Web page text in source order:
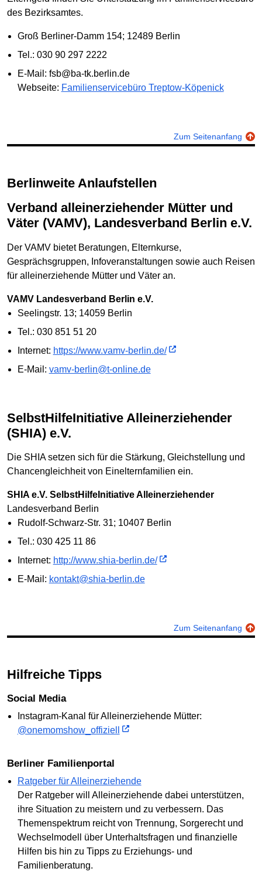
des Bezirksamtes.
Groß Berliner-Damm 154; 12489 Berlin
Tel.: 030 90 297 2222
E-Mail: fsb@ba-tk.berlin.de
Webseite: Familienservicebüro Treptow-Köpenick
Zum Seitenanfang
Berlinweite Anlaufstellen
Verband alleinerziehender Mütter und
Väter (VAMV), Landesverband Berlin e.V.
Der VAMV bietet Beratungen, Elternkurse,
Gesprächsgruppen, Infoveranstaltungen sowie auch Reisen
für alleinerziehende Mütter und Väter an.
VAMV Landesverband Berlin e.V.
Seelingstr. 13; 14059 Berlin
Tel.: 030 851 51 20
Internet: https://www.vamv-berlin.de/
E-Mail: vamv-berlin@t-online.de
SelbstHilfeInitiative Alleinerziehender
(SHIA) e.V.
Die SHIA setzen sich für die Stärkung, Gleichstellung und
Chancengleichheit von Einelternfamilien ein.
SHIA e.V. SelbstHilfeInitiative Alleinerziehender
Landesverband Berlin
Rudolf-Schwarz-Str. 31; 10407 Berlin
Tel.: 030 425 11 86
Internet: http://www.shia-berlin.de/
E-Mail: kontakt@shia-berlin.de
Zum Seitenanfang
Hilfreiche Tipps
Social Media
Instagram-Kanal für Alleinerziehende Mütter:
@onemomshow_offiziell
Berliner Familienportal
Ratgeber für Alleinerziehende
Der Ratgeber will Alleinerziehende dabei unterstützen,
ihre Situation zu meistern und zu verbessern. Das
Themenspektrum reicht von Trennung, Sorgerecht und
Wechselmodell über Unterhaltsfragen und finanzielle
Hilfen bis hin zu Tipps zu Erziehungs- und
Familienberatung.